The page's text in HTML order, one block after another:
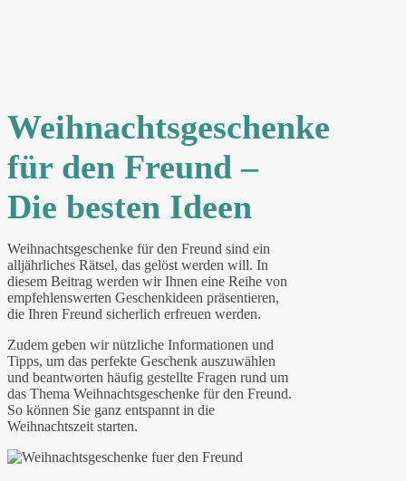
Weihnachtsgeschenke
für den Freund –
Die besten Ideen
Weihnachtsgeschenke für den Freund sind ein
alljährliches Rätsel, das gelöst werden will. In
diesem Beitrag werden wir Ihnen eine Reihe von
empfehlenswerten Geschenkideen präsentieren,
die Ihren Freund sicherlich erfreuen werden.
Zudem geben wir nützliche Informationen und
Tipps, um das perfekte Geschenk auszuwählen
und beantworten häufig gestellte Fragen rund um
das Thema Weihnachtsgeschenke für den Freund.
So können Sie ganz entspannt in die
Weihnachtszeit starten.